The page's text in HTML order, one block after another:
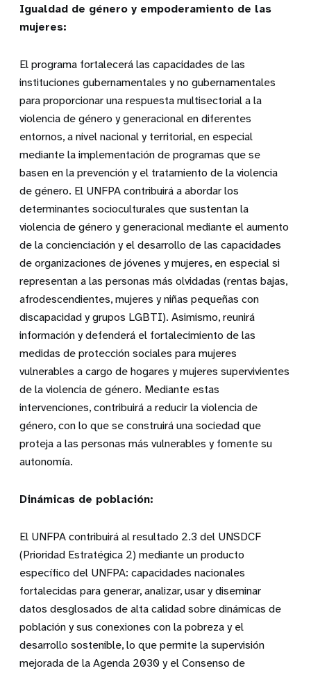
Igualdad de género y empoderamiento de las
mujeres:
El programa fortalecerá las capacidades de las
instituciones gubernamentales y no gubernamentales
para proporcionar una respuesta multisectorial a la
violencia de género y generacional en diferentes
entornos, a nivel nacional y territorial, en especial
mediante la implementación de programas que se
basen en la prevención y el tratamiento de la violencia
de género. El UNFPA contribuirá a abordar los
determinantes socioculturales que sustentan la
violencia de género y generacional mediante el aumento
de la concienciación y el desarrollo de las capacidades
de organizaciones de jóvenes y mujeres, en especial si
representan a las personas más olvidadas (rentas bajas,
afrodescendientes, mujeres y niñas pequeñas con
discapacidad y grupos LGBTI). Asimismo, reunirá
información y defenderá el fortalecimiento de las
medidas de protección sociales para mujeres
vulnerables a cargo de hogares y mujeres supervivientes
de la violencia de género. Mediante estas
intervenciones, contribuirá a reducir la violencia de
género, con lo que se construirá una sociedad que
proteja a las personas más vulnerables y fomente su
autonomía.
Dinámicas de población:
El UNFPA contribuirá al resultado 2.3 del UNSDCF
(Prioridad Estratégica 2) mediante un producto
específico del UNFPA: capacidades nacionales
fortalecidas para generar, analizar, usar y diseminar
datos desglosados de alta calidad sobre dinámicas de
población y sus conexiones con la pobreza y el
desarrollo sostenible, lo que permite la supervisión
mejorada de la Agenda 2030 y el Consenso de